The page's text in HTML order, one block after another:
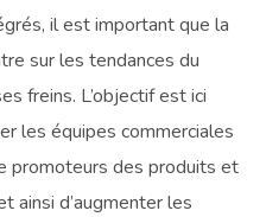
il est important que la
sur les tendances du
freins. L’objectif est ici
les équipes commerciales
promoteurs des produits et
ainsi d’augmenter les